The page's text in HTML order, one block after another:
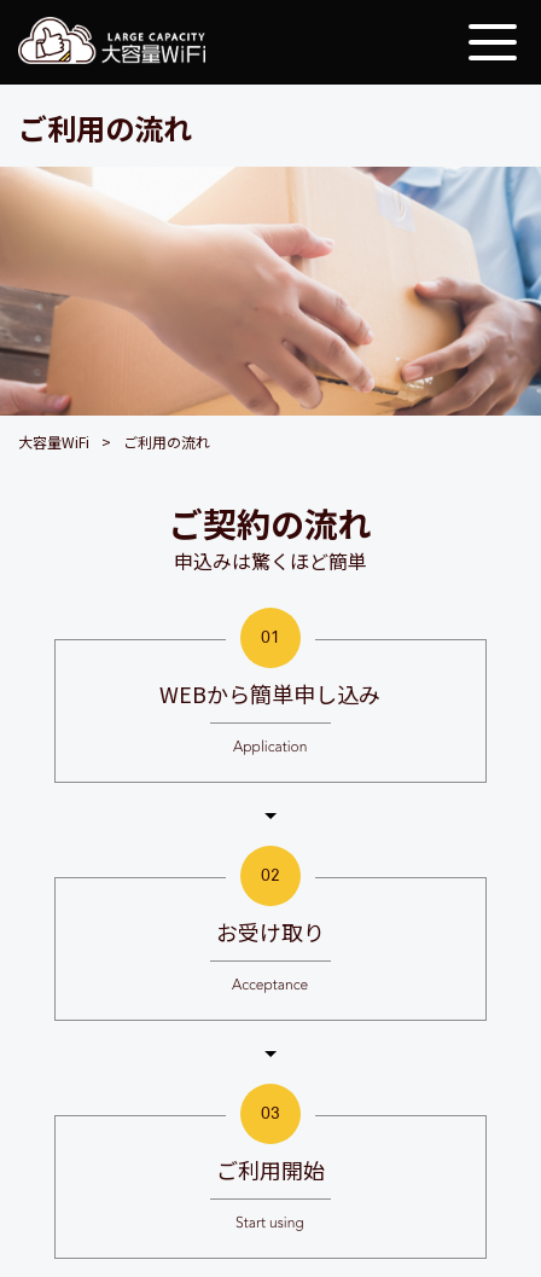
ご利用の流れ
大容量WiFi ご利用の流れ
ご契約の流れ
申込みは驚くほど簡単
WEBから簡単申し込み
お受け取り
ご利用開始